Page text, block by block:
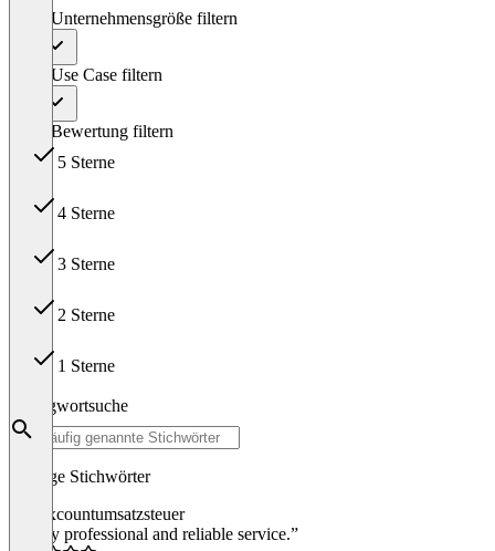
Nach Unternehmensgröße filtern
Nach Use Case filtern
Nach Bewertung filtern
5 Sterne
4 Sterne
3 Sterne
2 Sterne
1 Sterne
Schlagwortsuche
Häufige Stichwörter
countxcountumsatzsteuer
“a very professional and reliable service.”